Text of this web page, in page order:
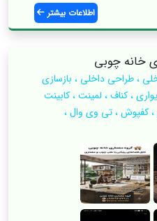
اطلاعات بیشتر
خانه چوبی
، طراحی داخلی ، بازسازی
، کناف ، لمینت ، کابینت
، کفپوش ، تی وی وال ،